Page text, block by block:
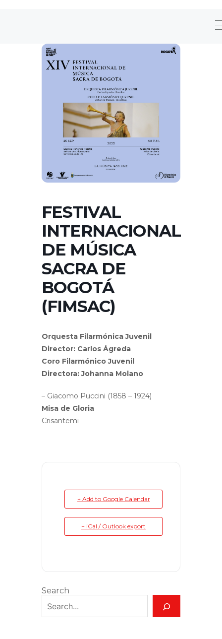
FESTIVAL
INTERNACIONAL
DE MÚSICA
SACRA DE
BOGOTÁ
(FIMSAC)
Orquesta Filarmónica Juvenil
Director: Carlos Ágreda
Coro Filarmónico Juvenil
Directora: Johanna Molano
– Giacomo Puccini (1858 – 1924)
Misa de Gloria
Crisantemi
+ Add to Google Calendar
+ iCal / Outlook export
Search